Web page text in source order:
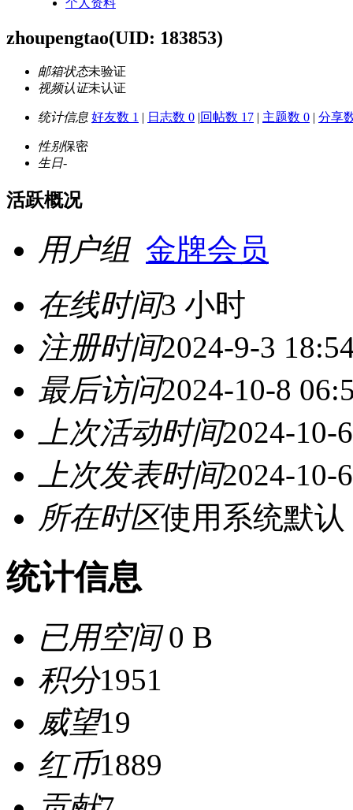
zhoupengtao(UID: 183853)
邮箱状态未验证
视频认证未认证
统计信息 好友数 1 | 日志数 0 |回帖数 17 | 主题数 0 | 分享
性别保密
生日-
活跃概况
用户组 金牌会员
在线时间3 小时
注册时间2024-9-3
最后访问2024-10-8
上次活动时间2024-10-
上次发表时间2024-10-
所在时区使用系统默认
统计信息
已用空间0 B
积分1951
威望19
红币1889